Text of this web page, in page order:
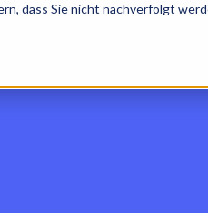
dass Sie nicht nachverfolgt